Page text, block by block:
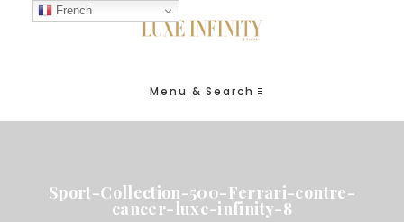
Menu & Search
Sport-Collection-500-Ferrari-contre-
cancer-luxe-infinity-8
French